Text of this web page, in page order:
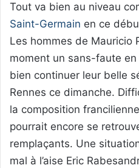
Tout va bien au niveau
Saint-Germain en ce
Les hommes de Mauricio
moment un sans-faute
bien continuer leur belle
Rennes ce dimanche.
la composition
pourrait encore se
remplaçants. Une
mal à l’aise Eric